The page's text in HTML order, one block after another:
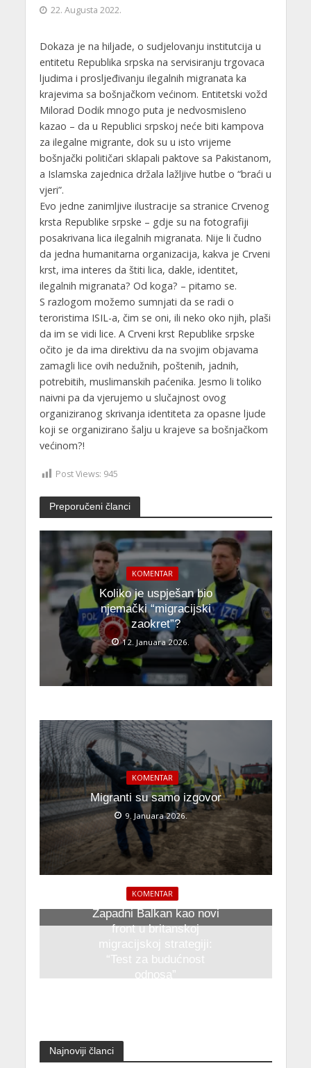
22. Augusta 2022.
Dokaza je na hiljade, o sudjelovanju institutcija u
entitetu Republika srpska na servisiranju trgovaca
ljudima i prosljeđivanju ilegalnih migranata ka
krajevima sa bošnjačkom većinom. Entitetski vožd
Milorad Dodik mnogo puta je nedvosmisleno
kazao – da u Republici srpskoj neće biti kampova
za ilegalne migrante, dok su u isto vrijeme
bošnjački političari sklapali paktove sa Pakistanom,
a Islamska zajednica držala lažljive hutbe o “braći u
vjeri”.
Evo jedne zanimljive ilustracije sa stranice Crvenog
krsta Republike srpske – gdje su na fotografiji
posakrivana lica ilegalnih migranata. Nije li čudno
da jedna humanitarna organizacija, kakva je Crveni
krst, ima interes da štiti lica, dakle, identitet,
ilegalnih migranata? Od koga? – pitamo se.
S razlogom možemo sumnjati da se radi o
teroristima ISIL-a, čim se oni, ili neko oko njih, plaši
da im se vidi lice. A Crveni krst Republike srpske
očito je da ima direktivu da na svojim objavama
zamagli lice ovih nedužnih, poštenih, jadnih,
potrebitih, muslimanskih paćenika. Jesmo li toliko
naivni pa da vjerujemo u slučajnost ovog
organiziranog skrivanja identiteta za opasne ljude
koji se organizirano šalju u krajeve sa bošnjačkom
većinom?!
Post Views: 945
Preporučeni članci
KOMENTAR
Koliko je uspješan bio
njemački “migracijski
zaokret”?
12. Januara 2026.
KOMENTAR
Migranti su samo izgovor
9. Januara 2026.
KOMENTAR
Zapadni Balkan kao novi
front u britanskoj
migracijskoj strategiji:
“Test za budućnost
odnosa”
Najnoviji članci